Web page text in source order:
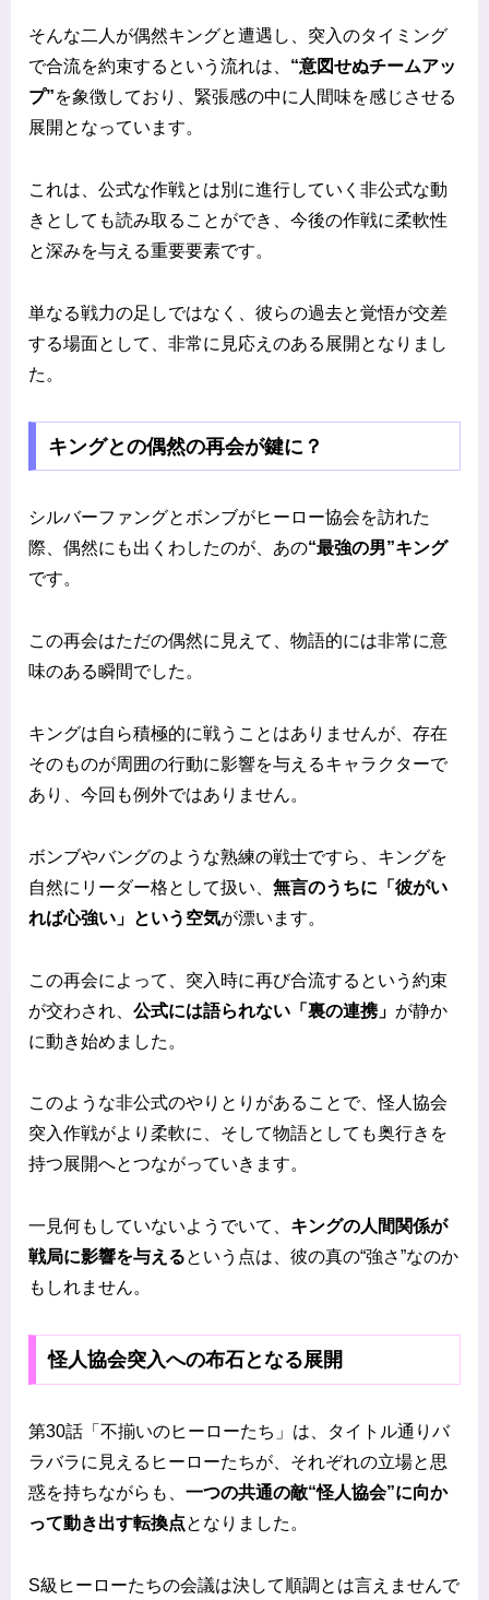
そんな二人が偶然キングと遭遇し、突入のタイミング
で合流を約束するという流れは、 “意図せぬチームアッ
プ”を象徴しており、緊張感の中に人間味を感じさせる
展開となっています。
これは、公式な作戦とは別に進行していく非公式な動
きとしても読み取ることができ、今後の作戦に柔軟性
と深みを与える重要要素です。
単なる戦力の足しではなく、彼らの過去と覚悟が交差
する場面として、非常に見応えのある展開となりまし
た。
キングとの偶然の再会が鍵に？
シルバーファングとボンブがヒーロー協会を訪れた
際、偶然にも出くわしたのが、あの“最強の男”キング
です。
この再会はただの偶然に見えて、物語的には非常に意
味のある瞬間でした。
キングは自ら積極的に戦うことはありませんが、存在
そのものが周囲の行動に影響を与えるキャラクターで
あり、今回も例外ではありません。
ボンブやバングのような熟練の戦士ですら、キングを
自然にリーダー格として扱い、 無言のうちに「彼がい
れば心強い」という空気が漂います。
この再会によって、突入時に再び合流するという約束
が交わされ、 公式には語られない「裏の連携」 が静か
に動き始めました。
このような非公式のやりとりがあることで、怪人協会
突入作戦がより柔軟に、そして物語としても奥行きを
持つ展開へとつながっていきます。
一見何もしていないようでいて、 キングの人間関係が
戦局に影響を与えるという点は、彼の真の“強さ”なのか
もしれません。
怪人協会突入への布石となる展開
第30話「不揃いのヒーローたち」は、タイトル通りバ
ラバラに見えるヒーローたちが、それぞれの立場と思
惑を持ちながらも、 一つの共通の敵“怪人協会”に向か
って動き出す転換点となりました。
S級ヒーローたちの会議は決して順調とは言えませんで